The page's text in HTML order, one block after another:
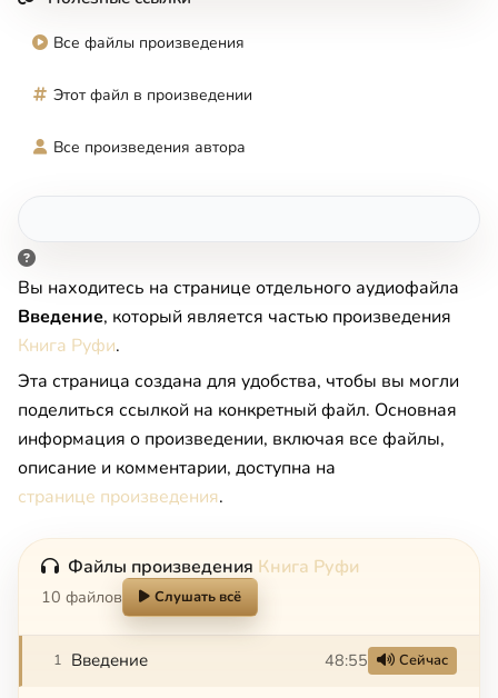
Все файлы произведения
Этот файл в произведении
Все произведения автора
Вы находитесь на странице отдельного аудиофайла
Введение, который является частью произведения
Книга Руфи.
Эта страница создана для удобства, чтобы вы могли
поделиться ссылкой на конкретный файл. Основная
информация о произведении, включая все файлы,
описание и комментарии, доступна на
странице произведения.
Файлы произведения Книга Руфи
10 файлов Слушать всё
1 Введение 48:55 Сейчас